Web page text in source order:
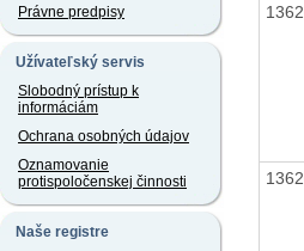
Právne predpisy
Užívateľský servis
Slobodný prístup k
informáciám
Ochrana osobných údajov
Oznamovanie
protispoločenskej činnosti
Naše registre